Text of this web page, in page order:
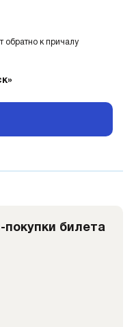
обратно к причалу
билета